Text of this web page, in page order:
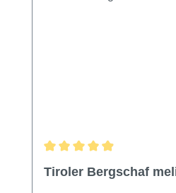
Tiroler Bergschaf